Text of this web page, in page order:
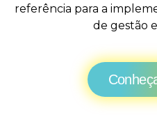
referência para a
de gestão